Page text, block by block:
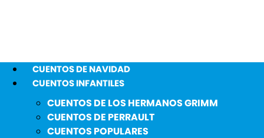
CUENTOS DE NAVIDAD
CUENTOS INFANTILES
CUENTOS DE LOS HERMANOS GRIMM
CUENTOS DE PERRAULT
CUENTOS POPULARES